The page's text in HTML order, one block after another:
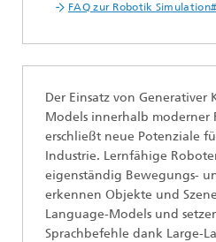
FAQ zur Robotik Simulation#
Der Einsatz von Generativer
Models innerhalb moderner
erschließt neue Potenziale
Industrie. Lernfähige
eigenständig Bewegungs-
erkennen Objekte und
Language-Models und
Sprachbefehle dank Large-